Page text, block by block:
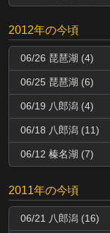
2012年の今頃
06/26 琵琶湖 (4)
06/25 琵琶湖 (6)
06/19 八郎潟 (4)
06/18 八郎潟 (11)
06/12 榛名湖 (7)
2011年の今頃
06/21 八郎潟 (16)